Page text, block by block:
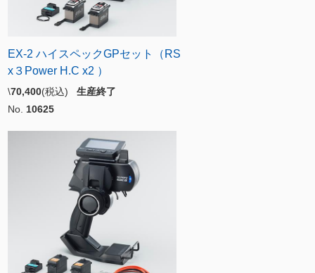
EX-2 ハイスペックGPセット（RS
x３Power H.C x2 ）
\70,400(税込) 生産終了
No. 10625